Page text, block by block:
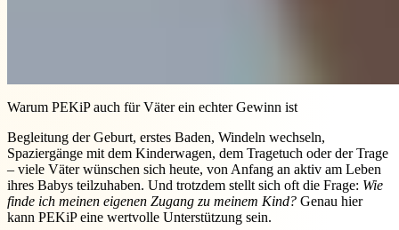
Warum PEKiP auch für Väter ein echter Gewinn ist
Begleitung der Geburt, erstes Baden, Windeln wechseln,
Spaziergänge mit dem Kinderwagen, dem Tragetuch oder der Trage
– viele Väter wünschen sich heute, von Anfang an aktiv am Leben
ihres Babys teilzuhaben. Und trotzdem stellt sich oft die Frage: Wie
finde ich meinen eigenen Zugang zu meinem Kind? Genau hier
kann PEKiP eine wertvolle Unterstützung sein.